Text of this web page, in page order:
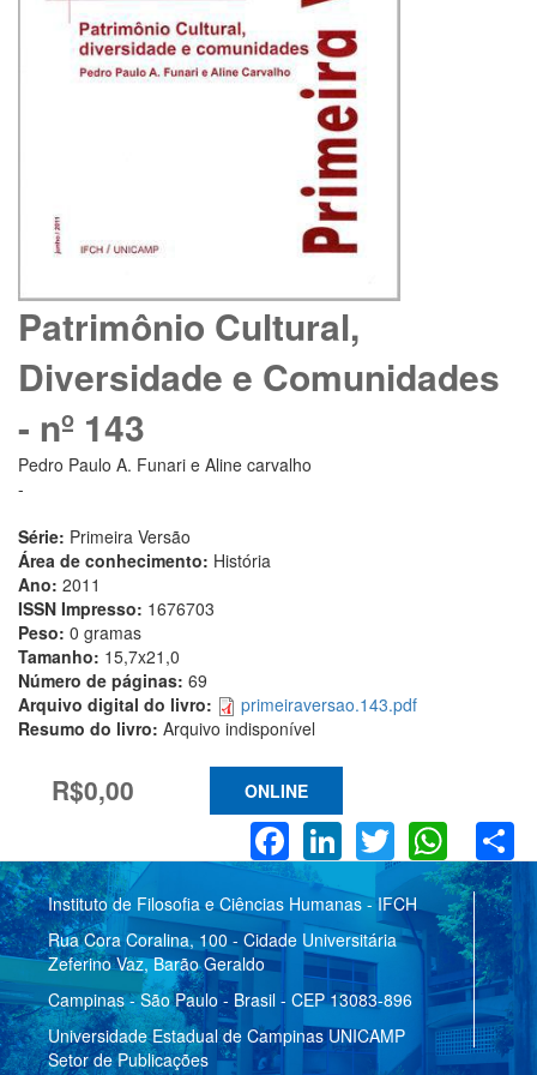
Patrimônio Cultural,
Diversidade e Comunidades
- nº 143
Pedro Paulo A. Funari e Aline carvalho
-
Série: Primeira Versão
Área de conhecimento: História
Ano: 2011
ISSN Impresso: 1676703
Peso: 0 gramas
Tamanho: 15,7x21,0
Número de páginas: 69
Arquivo digital do livro:
primeiraversao.143.pdf
Resumo do livro: Arquivo indisponível
R$0,00 ONLINE
Facebook
LinkedIn
Twitter
Instituto de Filosofia e Ciências Humanas - IFCH
Rua Cora Coralina, 100 - Cidade Universitária
Zeferino Vaz, Barão Geraldo
Campinas - São Paulo - Brasil - CEP 13083-896
Universidade Estadual de Campinas UNICAMP
Setor de Publicações